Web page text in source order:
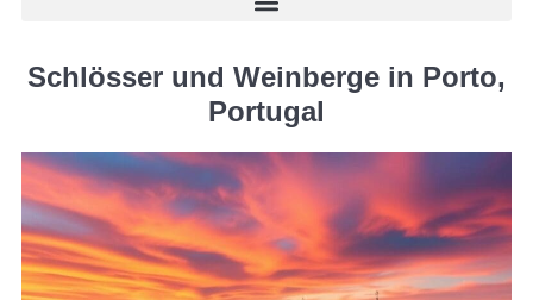
Schlösser und Weinberge in Porto,
Portugal